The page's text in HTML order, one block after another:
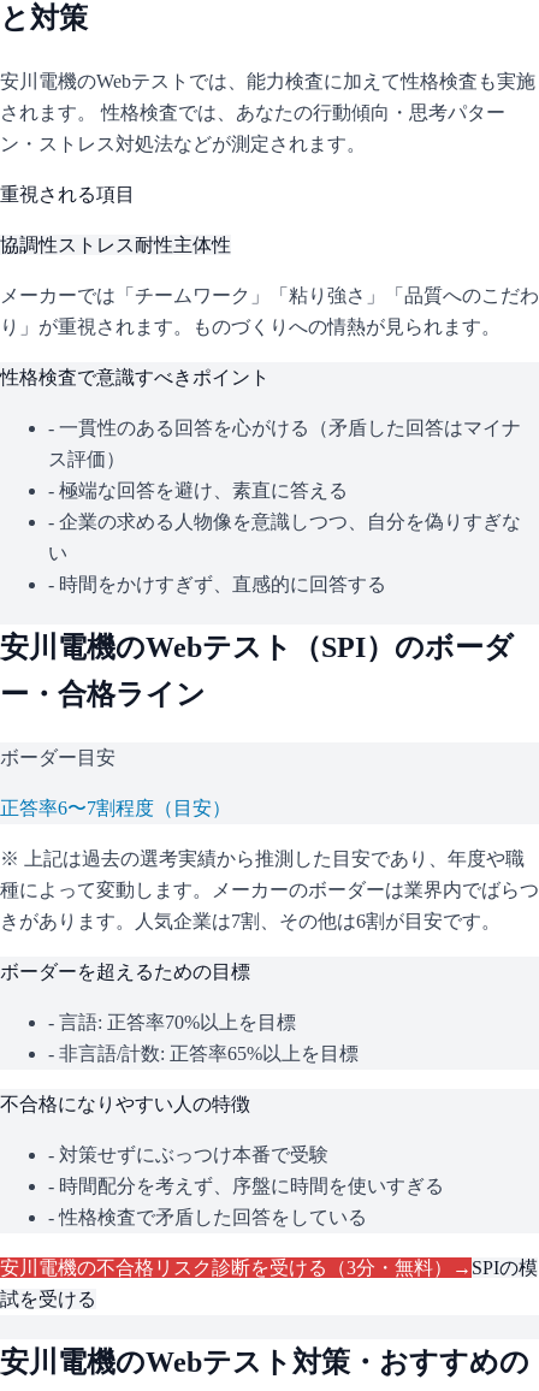
と対策
安川電機のWebテストでは、能力検査に加えて性格検査も実施
されます。 性格検査では、あなたの行動傾向・思考パター
ン・ストレス対処法などが測定されます。
重視される項目
協調性ストレス耐性主体性
メーカーでは「チームワーク」「粘り強さ」「品質へのこだわ
り」が重視されます。ものづくりへの情熱が見られます。
性格検査で意識すべきポイント
- 一貫性のある回答を心がける（矛盾した回答はマイナ
ス評価）
- 極端な回答を避け、素直に答える
- 企業の求める人物像を意識しつつ、自分を偽りすぎな
い
- 時間をかけすぎず、直感的に回答する
安川電機のWebテスト（SPI）のボーダ
ー・合格ライン
ボーダー目安
正答率6〜7割程度（目安）
※ 上記は過去の選考実績から推測した目安であり、年度や職
種によって変動します。
メーカーのボーダーは業界内でばらつ
きがあります。人気企業は7割、その他は6割が目安です。
ボーダーを超えるための目標
- 言語: 正答率70%以上を目標
- 非言語/計数: 正答率65%以上を目標
不合格になりやすい人の特徴
- 対策せずにぶっつけ本番で受験
- 時間配分を考えず、序盤に時間を使いすぎる
- 性格検査で矛盾した回答をしている
安川電機の不合格リスク診断を受ける（3分・無料）→ SPIの模
試を受ける
安川電機のWebテスト対策・おすすめの